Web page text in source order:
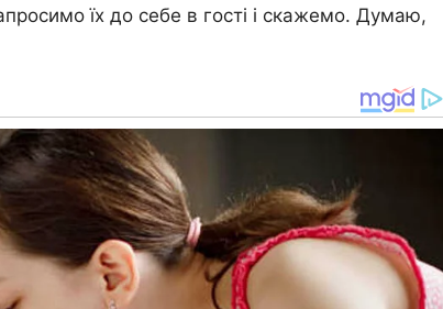
їх до себе в гості і скажемо. Думаю,